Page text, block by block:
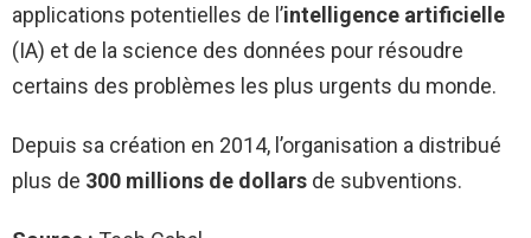
applications potentielles de l’intelligence artificielle
(IA) et de la science des données pour résoudre
certains des problèmes les plus urgents du monde.
Depuis sa création en 2014, l’organisation a distribué
plus de 300 millions de dollars de subventions.